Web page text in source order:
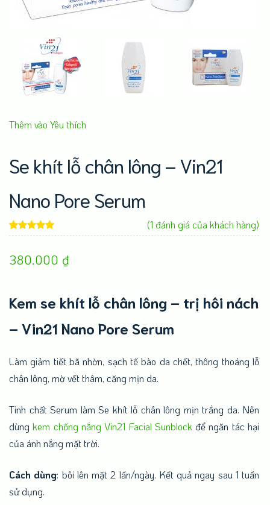
Thêm vào Yêu thích
Se khít lỗ chân lông – Vin21
Nano Pore Serum
dựa trên
(1 đánh giá của khách hàng)
380.000 ₫
Kem se khít lỗ chân lông – trị hôi nách
– Vin21 Nano Pore Serum
Làm giảm tiết bã nhờn, sạch tế bào da chết, thông thoáng lỗ
chân lông, mờ vết thâm, căng mịn da.
Tinh chất Serum làm Se khít lỗ chân lông mịn trắng da. Nên
dùngkem chống nắng Vin21 Facial Sunblock để ngăn tác hại
của ánh nắng mặt trời.
Cách dùng: bôi lên mặt 2 lần/ngày. Kết quả ngay sau 1 tuần
sử dụng.